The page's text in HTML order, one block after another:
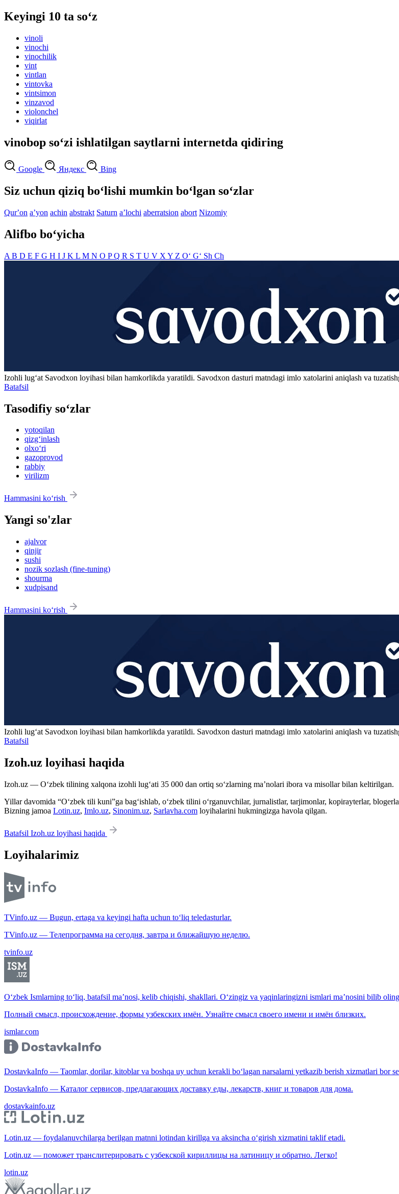
Keyingi 10 ta so‘z
vinoli
vinochi
vinochilik
vint
vintlan
vintovka
vintsimon
vinzavod
violonchel
viqirlat
vinobop so‘zi ishlatilgan saytlarni internetda qidiring
Google Яндекс Bing
Siz uchun qiziq bo‘lishi mumkin bo‘lgan so‘zlar
Qurʼon aʼyon achin abstrakt Saturn aʼlochi aberratsion abort Nizomiy
Alifbo bo‘yicha
A B D E F G H I J K L M N O PQ R S T U V X Y Z O‘ G‘ Sh Ch
Izohli lugʻat Savodxon loyihasi bilan hamkorlikda yaratildi. Savodxon dasturi matndagi imlo xatolarini aniqlash va
Batafsil
Tasodifiy so‘zlar
yotoqilan
qizg‘inlash
olxo‘ri
gazoprovod
rabbiy
virilizm
Hammasini ko‘rish
Yangi so'zlar
ajalvor
qinjir
sushi
nozik sozlash (fine-tuning)
shourma
xudpisand
Hammasini ko‘rish
Izohli lugʻat Savodxon loyihasi bilan hamkorlikda yaratildi. Savodxon dasturi matndagi imlo xatolarini aniqlash va
Batafsil
Izoh.uz loyihasi haqida
Izoh.uz — O‘zbek tilining xalqona izohli lug‘ati 35 000 dan ortiq so‘zlarning ma’nolari ibora va misollar bilan keltirilgan.
Yillar davomida “O‘zbek tili kuni”ga bag‘ishlab, o‘zbek tilini o‘rganuvchilar, jurnalistlar, tarjimonlar, kopirayterlar,
Bizning jamoa Lotin.uz, Imlo.uz, Sinonim.uz, Sarlavha.com loyihalarini hukmingizga havola qilgan.
Batafsil Izoh.uz loyihasi haqida
Loyihalarimiz
TVinfo.uz — Bugun, ertaga va keyingi hafta uchun to‘liq teledasturlar.
TVinfo.uz — Телепрограмма на сегодня, завтра и ближайшую неделю.
tvinfo.uz
O‘zbek Ismlarning to‘liq, batafsil ma’nosi, kelib chiqishi, shakllari. O‘zingiz va yaqinlaringizni ismlari ma’nosini bilib
Полный смысл, происхождение, формы узбекских имён. Узнайте смысл своего имени и имён близких.
ismlar.com
DostavkaInfo — Taomlar, dorilar, kitoblar va boshqa uy uchun kerakli bo‘lagan narsalarni yetkazib berish xizmatlari bor
DostavkaInfo — Каталог сервисов, предлагающих доставку еды, лекарств, книг и товаров для дома.
dostavkainfo.uz
Lotin.uz — foydalanuvchilarga berilgan matnni lotindan kirillga va aksincha o‘girish xizmatini taklif etadi.
Lotin.uz — поможет транслитерировать с узбекской кириллицы на латиницу и обратно. Легко!
lotin.uz